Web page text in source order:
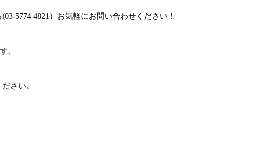
5774-4821）お気軽にお問い合わせください！
。
さい。